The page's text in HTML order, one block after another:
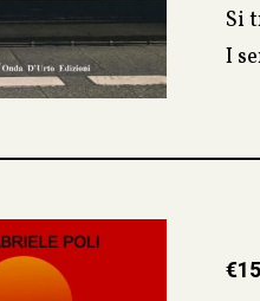
Si
I
€